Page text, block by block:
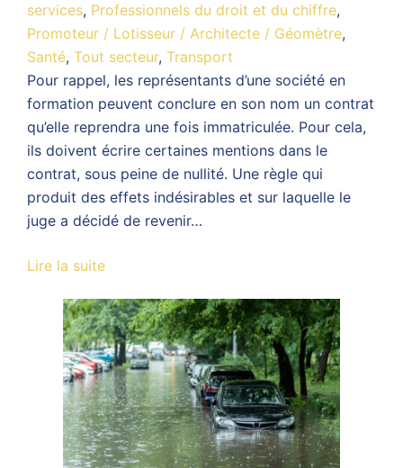
services, Professionnels du droit et du chiffre,
Promoteur / Lotisseur / Architecte / Géomètre,
Santé, Tout secteur, Transport
Pour rappel, les représentants d’une société en
formation peuvent conclure en son nom un contrat
qu’elle reprendra une fois immatriculée. Pour cela,
ils doivent écrire certaines mentions dans le
contrat, sous peine de nullité. Une règle qui
produit des effets indésirables et sur laquelle le
juge a décidé de revenir…
Lire la suite